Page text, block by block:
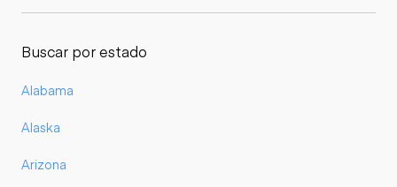
Buscar por estado
Alabama
Alaska
Arizona